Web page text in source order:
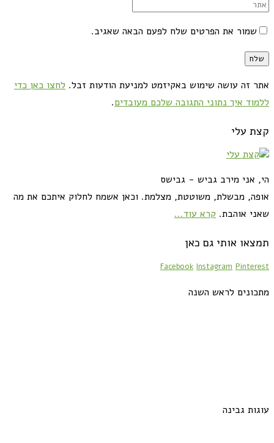
שמור את הפרטים שלח לפעם הבאה שאגיב.
אתר זה עושה שימוש באקיזמט למניעת הודעות זבל. לחצו כאן כדי
ללמוד איך נתוני התגובה שלכם מעובדים.
קצת עלי
הי, אני מירב גביש - גבישס
אופה, מבשלת, משוטטת, מצלמת. וכאן אשמח לחלוק איתכם את מה
שאני אוהבת. קרא עוד...
תמצאו אותי גם כאן
Facebook Instagram Pinterest
מתכונים לראש השנה
עוגות גבינה